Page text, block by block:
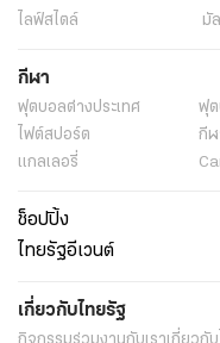
ไลฟ์สไตล์
มั
กีฬา
ฟุตบอลต่่างประเทศ ฟุต
ไฟต์สปอร์ต
กีฬ
แกลเลอรี่
ช็อปปิ้ง
ไทยรัฐอีเวนต์
เกี่ยวกับไทยรัฐ